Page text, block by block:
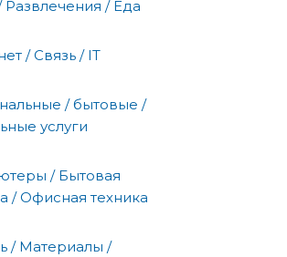
Развлечения / Еда
/ Связь / IT
/ бытовые /
услуги
/ Бытовая
/ Офисная техника
/ Материалы /